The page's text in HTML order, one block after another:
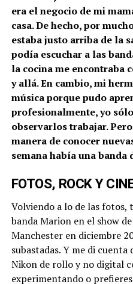
era el negocio de mi
casa. De hecho, por
estaba justo arriba de la
podía escuchar a las
la cocina me encontraba
y allá. En cambio, mi
música porque pudo
profesionalmente, yo
observarlos trabajar.
manera de conocer
semana había una banda
FOTOS, ROCK Y
Volviendo a lo de las
banda Marion en el show
Manchester en diciembre
subastadas. Y me di
Nikon de rollo y no digital
experimentando o